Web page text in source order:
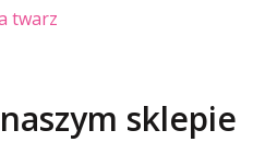
twarz
sklepie